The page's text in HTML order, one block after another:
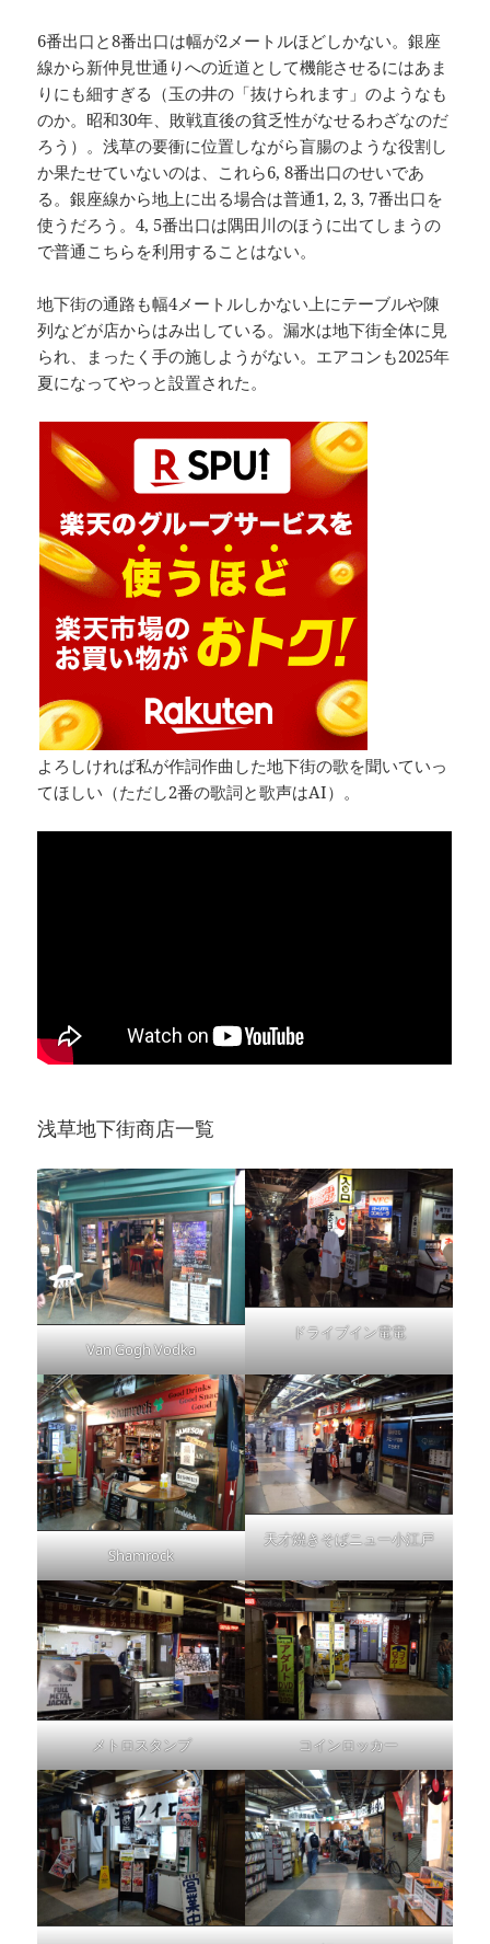
6番出口と8番出口は幅が2メートルほどしかない。銀座
線から新仲見世通りへの近道として機能させるにはあま
りにも細すぎる（玉の井の「抜けられます」のようなも
のか。昭和30年、敗戦直後の貧乏性がなせるわざなのだ
ろう）。浅草の要衝に位置しながら盲腸のような役割し
か果たせていないのは、これら6, 8番出口のせいであ
る。銀座線から地上に出る場合は普通1, 2, 3, 7番出口を
使うだろう。4, 5番出口は隅田川のほうに出てしまうの
で普通こちらを利用することはない。
地下街の通路も幅4メートルしかない上にテーブルや陳
列などが店からはみ出している。漏水は地下街全体に見
られ、まったく手の施しようがない。エアコンも2025年
夏になってやっと設置された。
よろしければ私が作詞作曲した地下街の歌を聞いていっ
てほしい（ただし2番の歌詞と歌声はAI）。
浅草地下街商店一覧
Van Gogh Vodka
ドライブイン電電
Shamrock
天才焼きそばニュー小江戸
メトロスタンプ コインロッカー